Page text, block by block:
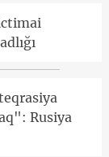
Rusiya